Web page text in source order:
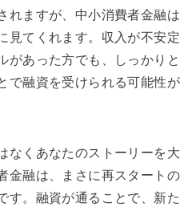
れますが、中小消費者金融は
見てくれます。収入が不安定
があった方でも、しっかりと
で融資を受けられる可能性が
なくあなたのストーリーを大
金融は、まさに再スタートの
す。融資が通ることで、新た